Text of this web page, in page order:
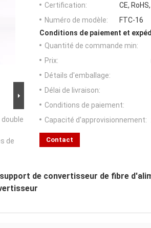
double
de
Certification:
CE,
Numéro de modèle:
FTC-16
Conditions de paiement et
Quantité de commande min:
Prix:
Détails d'emballage:
Délai de livraison:
Conditions de paiement:
Capacité d'approvisionnement:
Contact
de convertisseur de fibre